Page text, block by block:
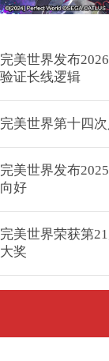
完美世界发布
验证长线逻辑
完美世界第十四
完美世界发布
向好
完美世界荣获第
大奖